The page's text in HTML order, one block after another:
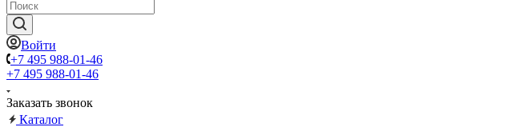
Войти
+7 495 988-01-46
+7 495 988-01-46
Заказать звонок
Каталог